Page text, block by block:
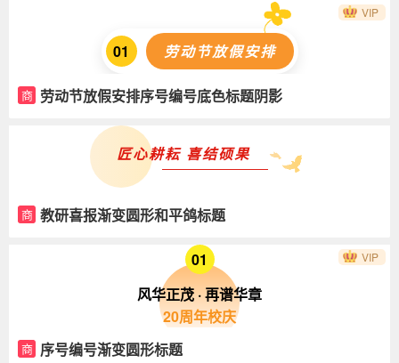
01 劳动节放假安排
商 劳动节放假安排序号编号底色标题阴影
VIP
匠心耕耘 喜结硕果
商 教研喜报渐变圆形和平鸽标题
01
风华正茂 · 再谱华章
20周年校庆
商 序号编号渐变圆形标题
VIP